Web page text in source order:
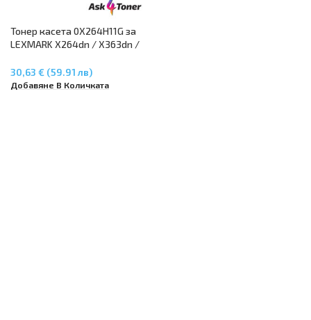
Тонер касета 0X264H11G за
LEXMARK X264dn / X363dn /
30,63 € (59.91 лв)
Добавяне В Количката